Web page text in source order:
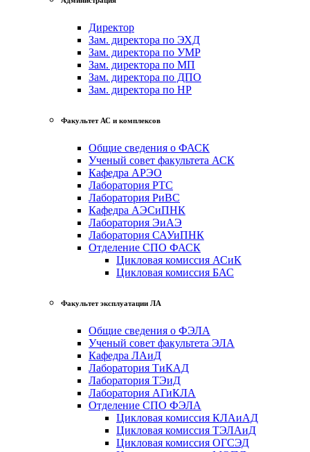
Директор
Зам. директора по ЭХД
Зам. директора по УМР
Зам. директора по МП
Зам. директора по ДПО
Зам. директора по НР
Факультет АС и комплексов
Общие сведения о ФАСК
Ученый совет факультета АСК
Кафедра АРЭО
Лаборатория РТС
Лаборатория РиВС
Кафедра АЭСиПНК
Лаборатория ЭиАЭ
Лаборатория САУиПНК
Отделение СПО ФАСК
Цикловая комиссия АСиК
Цикловая комиссия БАС
Факультет эксплуатации ЛА
Общие сведения о ФЭЛА
Ученый совет факультета ЭЛА
Кафедра ЛАиД
Лаборатория ТиКАД
Лаборатория ТЭиД
Лаборатория АГиКЛА
Отделение СПО ФЭЛА
Цикловая комиссия КЛАиАД
Цикловая комиссия ТЭЛАиД
Цикловая комиссия ОГСЭД